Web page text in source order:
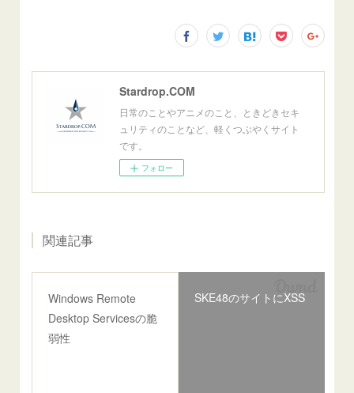
Stardrop.COM
日常のことやアニメのこと、ときどきセキ
ュリティのことなど、軽くつぶやくサイト
です。
フォロー
関連記事
Windows Remote
Desktop Servicesの脆
弱性
SKE48のサイトにXSS